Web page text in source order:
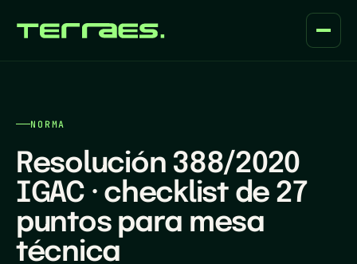
NORMA
Resolución 388/2020
IGAC · checklist de 27
puntos para mesa
técnica